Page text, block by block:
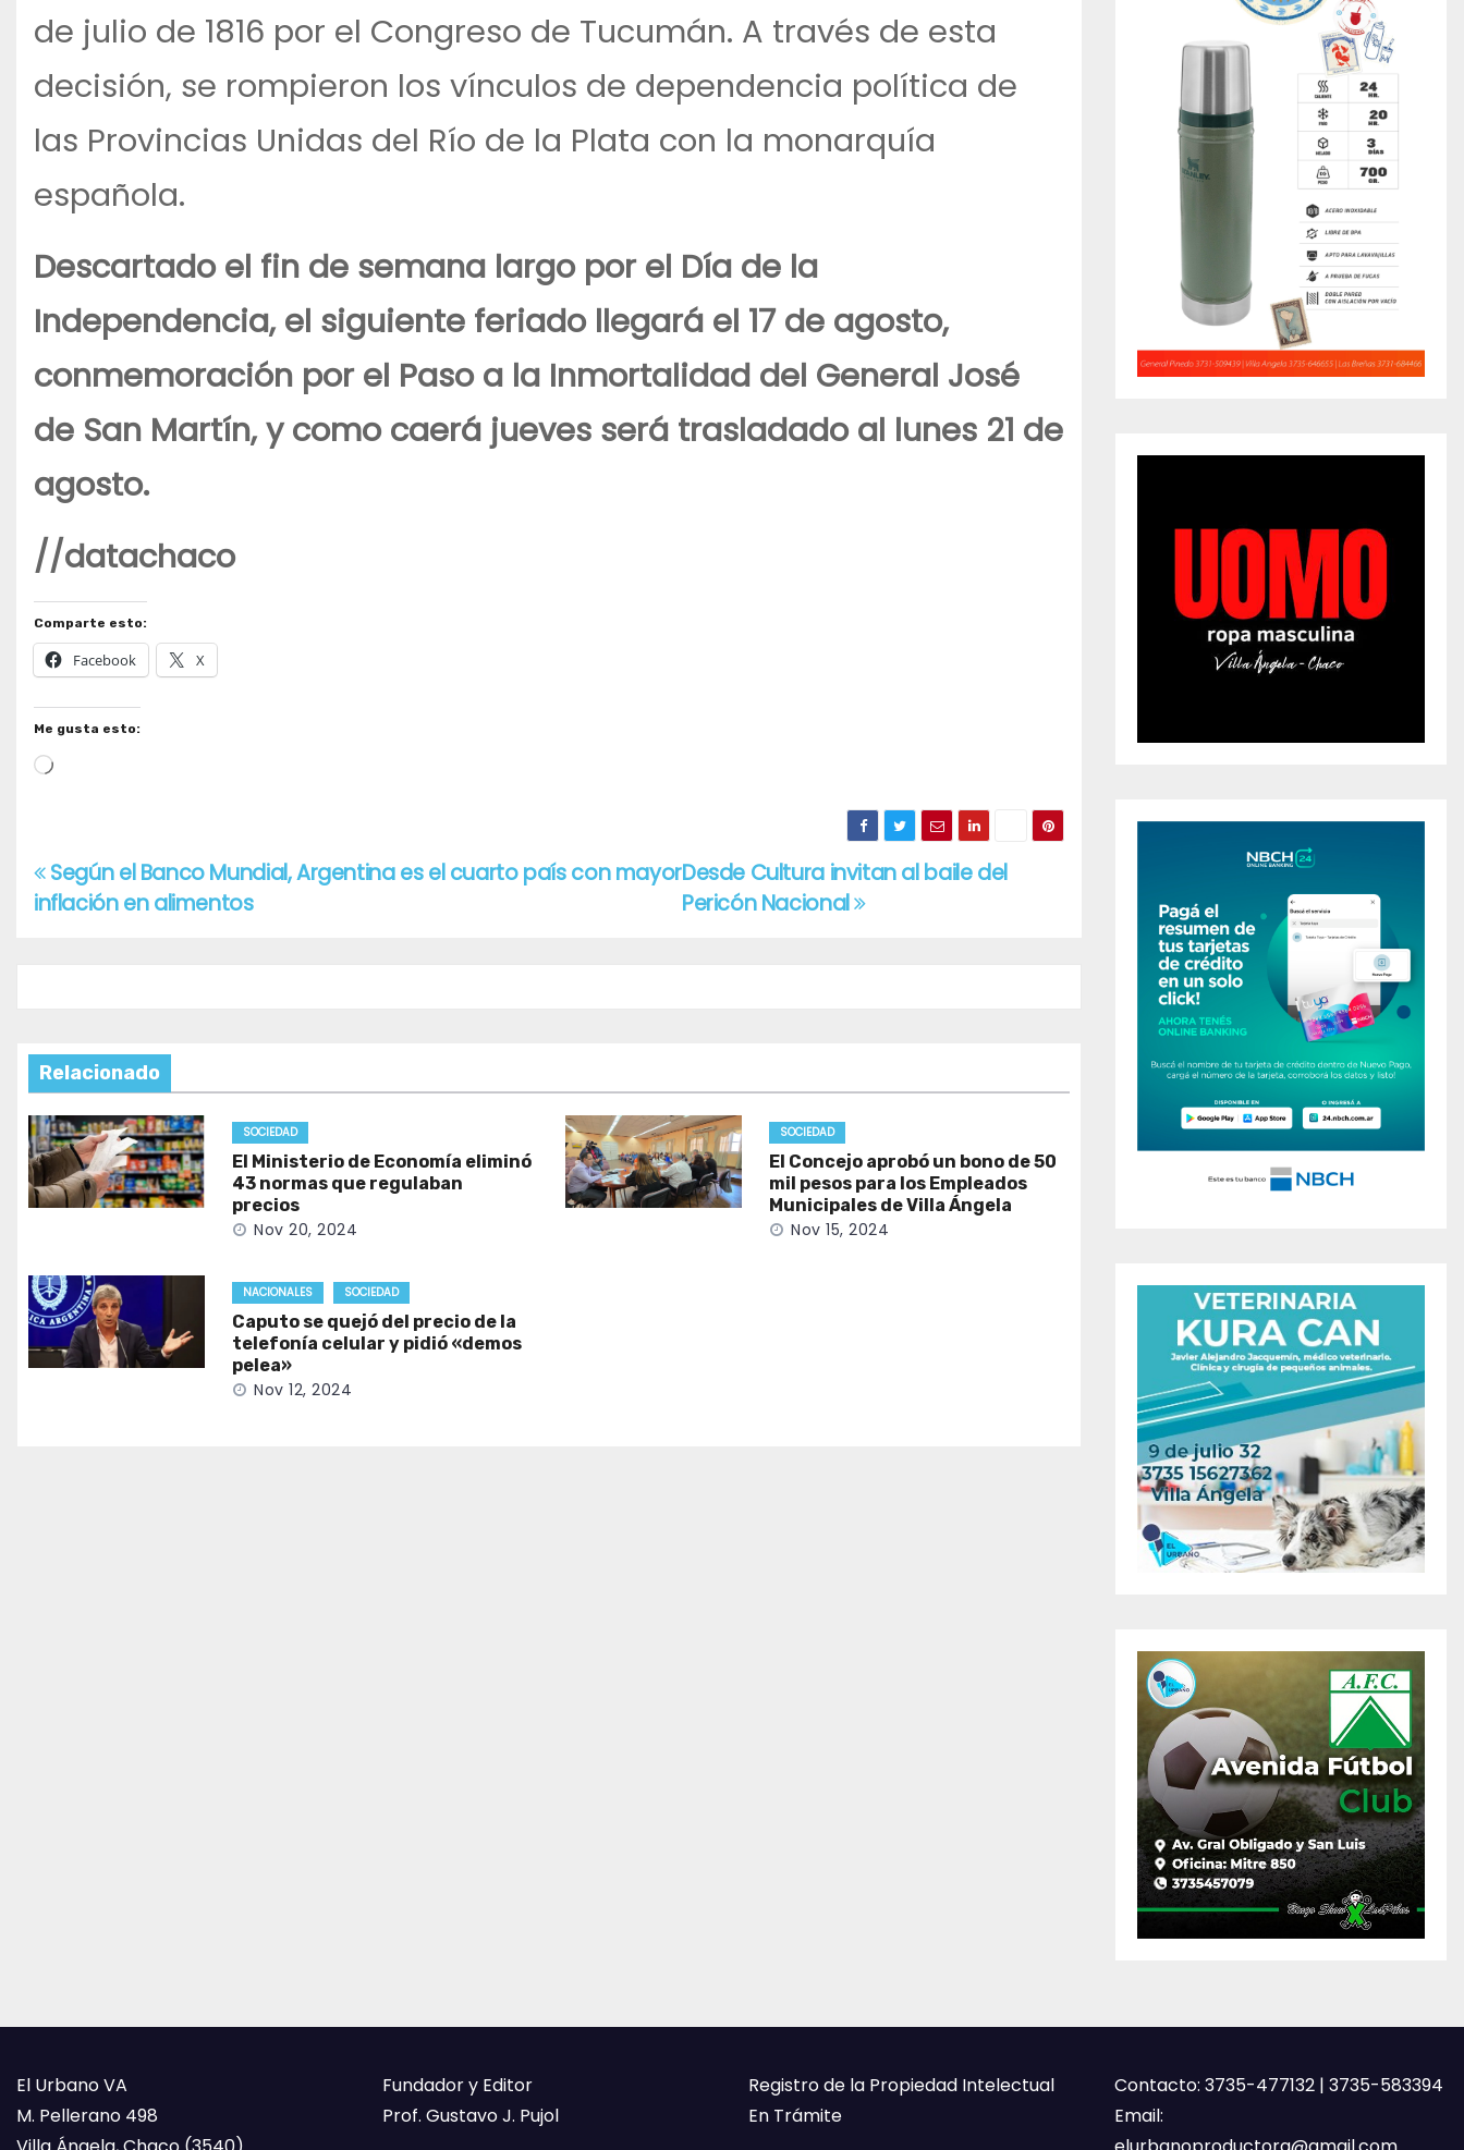
de julio de 1816 por el Congreso de Tucumán. A través de esta
decisión, se rompieron los vínculos de dependencia política de
las Provincias Unidas del Río de la Plata con la monarquía
española.
Descartado el fin de semana largo por el Día de la
Independencia, el siguiente feriado llegará el 17 de agosto,
conmemoración por el Paso a la Inmortalidad del General José
de San Martín, y como caerá jueves será trasladado al lunes 21 de
agosto.
//datachaco
Comparte esto:
Facebook X
Me gusta esto:
Cargando...
Navegación
de
Desde Cultura invitan al baile del
Pericón Nacional
Según el Banco Mundial, Argentina es el cuarto país con mayor
inflación en alimentos
Relacionado
SOCIEDAD
El Ministerio de Economía eliminó
43 normas que regulaban
precios
Nov 20, 2024
SOCIEDAD
El Concejo aprobó un bono de 50
mil pesos para los Empleados
Municipales de Villa Ángela
Nov 15, 2024
NACIONALES SOCIEDAD
Caputo se quejó del precio de la
telefonía celular y pidió «demos
pelea»
Nov 12, 2024
El Urbano VA
M. Pellerano 498
Fundador y Editor
Prof. Gustavo J. Pujol
Registro de la Propiedad Intelectual
En Trámite
Contacto: 3735-477132 | 3735-583394
Email: